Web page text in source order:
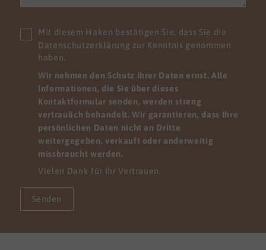
Mit diesem Haken bestätigen Sie, dass Sie die
Datenschutzerklärung zur Kenntnis genommen
haben.
Wir nehmen den Schutz Ihrer Daten ernst. Alle
Informationen, die Sie über dieses
Kontaktformular senden, werden streng
vertraulich behandelt. Wir garantieren, dass Ihre
persönlichen Daten nicht an Dritte
weitergegeben, verkauft oder anderweitig
missbraucht werden.
Vielen Dank für Ihr Vertrauen.
Senden